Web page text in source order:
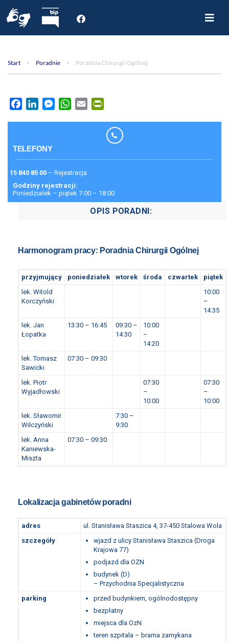
Poradnie
Kontakt
Start Poradnie Poradnia Chirurgii Ogólnej
FacebookLinkedInMessenger
WhatsApp
Email
TELEFONY
15 840 85 00 – Rejestracja
Godziny rejestracji:
Poniedziałek – piątek 7:00 – 18:00
OPIS PORADNI:
Harmonogram pracy: Poradnia Chirurgii Ogólnej
przyjmujący poniedziałek wtorek środa czwartek
piątek
lek. Witold
Korczyński
10:00
–
14:35
lek. Jan
Łopatka
13:30 – 16:45
09:30 –
14:30
10:00
–
14:20
lek. Tomasz
Sawicki
07:30 – 09:30
lek. Piotr
Wyjadłowski
07:30
–
10:00
07:30
–
10:00
lek. Sławomir
Wilczyński
7:30 –
9:30
lek. Anna
Kaniewska-
Miszta
07:30 – 09:30
Lokalizacja gabinetów poradni
adres
ul. Stanisława Staszica 4, 37-450 Stalowa Wola
szczegóły
wjazd z ulicy Stanisława Staszica (Droga
Krajowa 77)
podjazd dla OZN
budynek (D)
– Przychodnia Specjalistyczna
parking
przed budynkiem, ogólnodostępny
bezpłatny
miejsca dla OzN
teren szpitala – brama zamykana